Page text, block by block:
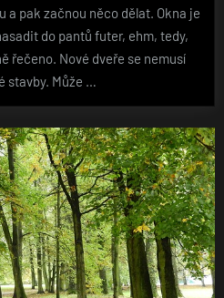
a pak začnou něco dělat. Okna je
do pantů futer, ehm, tedy,
řečeno. Nové dveře se nemusí
stavby. Může …